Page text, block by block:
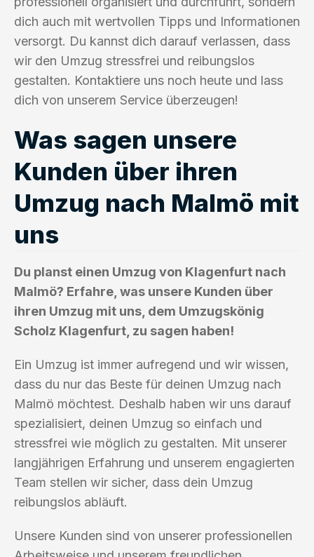
dich auch mit wertvollen Tipps und Informationen
versorgt. Du kannst dich darauf verlassen, dass
wir den Umzug stressfrei und reibungslos
gestalten. Kontaktiere uns noch heute und lass
dich von unserem Service überzeugen!
Was sagen unsere
Kunden über ihren
Umzug nach Malmö mit
uns
Du planst einen Umzug von Klagenfurt nach
Malmö? Erfahre, was unsere Kunden über
ihren Umzug mit uns, dem Umzugskönig
Scholz Klagenfurt, zu sagen haben!
Ein Umzug ist immer aufregend und wir wissen,
dass du nur das Beste für deinen Umzug nach
Malmö möchtest. Deshalb haben wir uns darauf
spezialisiert, deinen Umzug so einfach und
stressfrei wie möglich zu gestalten. Mit unserer
langjährigen Erfahrung und unserem engagierten
Team stellen wir sicher, dass dein Umzug
reibungslos abläuft.
Unsere Kunden sind von unserer professionellen